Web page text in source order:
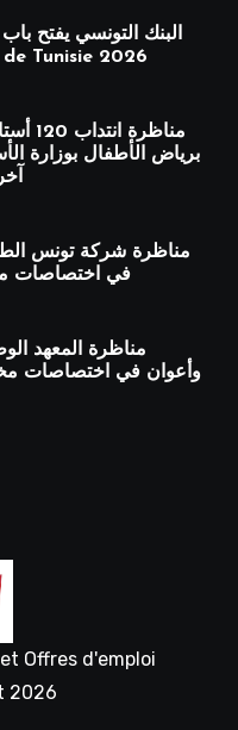
البنك التونسي يفتح
de Tunisie 2026
برياض الأطفال بوزارة
في اختصاصات مختلفة
مناظرة المعهد
Offres d'emploi
2026